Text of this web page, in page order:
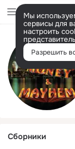
Мы
сервисы для
настроить
Разрешить
Сборники